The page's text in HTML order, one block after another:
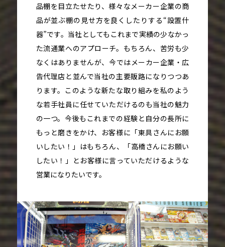
品棚を目立たせたり、様々なメーカー企業の商
品が並ぶ棚の見せ方を良くしたりする“設置什
器”です。当社としてもこれまで実績の少なかっ
た流通業へのアプローチ。もちろん、苦労も少
なくはありませんが、今ではメーカー企業・広
告代理店と並んで当社の主要販路になりつつあ
ります。このような新たな取り組みを私のよう
な若手社員に任せていただけるのも当社の魅力
の一つ。今後もこれまでの経験と自分の長所に
もっと磨きをかけ、お客様に「東具さんにお願
いしたい！」はもちろん、「高橋さんにお願い
したい！」とお客様に言っていただけるような
営業になりたいです。